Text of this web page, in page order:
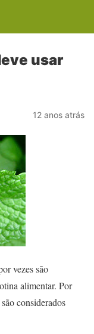
usar
12 anos atrás
vezes são
alimentar. Por
considerados